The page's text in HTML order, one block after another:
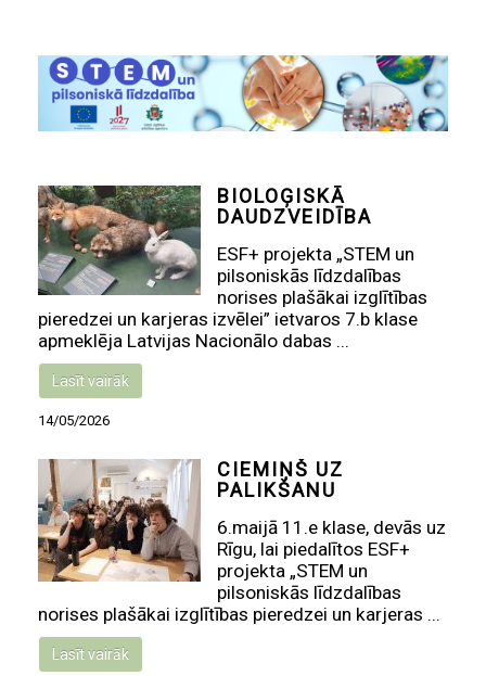
BIOLOĢISKĀ
DAUDZVEIDĪBA
ESF+ projekta „STEM un
pilsoniskās līdzdalības
norises plašākai izglītības
pieredzei un karjeras izvēlei” ietvaros 7.b klase
apmeklēja Latvijas Nacionālo dabas ...
Lasīt vairāk
14/05/2026
CIEMIŅŠ UZ
PALIKŠANU
6.maijā 11.e klase, devās uz
Rīgu, lai piedalītos ESF+
projekta „STEM un
pilsoniskās līdzdalības
norises plašākai izglītības pieredzei un karjeras ...
Lasīt vairāk